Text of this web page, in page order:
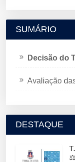
SUMÁRIO
Decisão do
Avaliação
DESTAQUE
⚖️